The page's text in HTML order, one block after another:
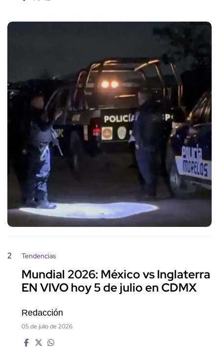
2 Tendencias
Mundial 2026: México vs Inglaterra
EN VIVO hoy 5 de julio en CDMX
Redacción
05 de julio de 2026